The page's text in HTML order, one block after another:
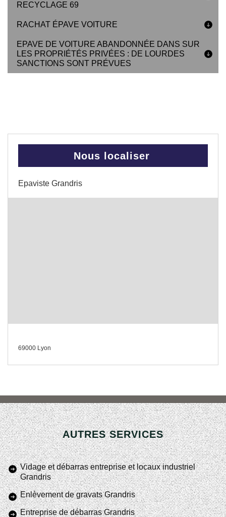
RECYCLAGE 69
RACHAT ÉPAVE VOITURE
EPAVE DE VOITURE ABANDONNÉE DANS SUR
LES PROPRIÉTÉS PRIVÉES : DE LOURDES
SANCTIONS SONT PRÉVUES
Nous localiser
Epaviste Grandris
69000 Lyon
AUTRES SERVICES
Vidage et débarras entreprise et locaux industriel
Grandris
Enlèvement de gravats Grandris
Entreprise de débarras Grandris